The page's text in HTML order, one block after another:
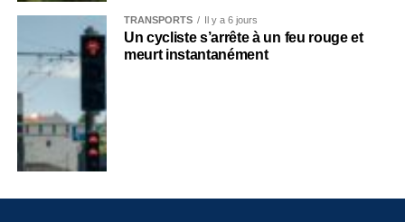
TRANSPORTS Il y a 6 jours
Un cycliste s’arrête à un feu rouge et
meurt instantanément